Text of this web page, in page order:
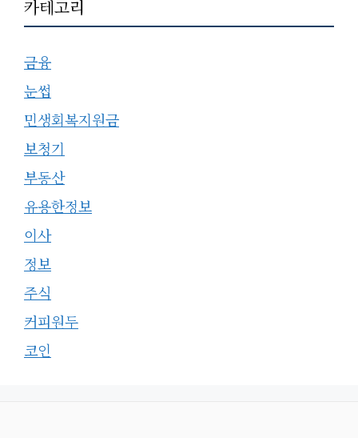
카테고리
금융
눈썹
민생회복지원금
보청기
부동산
유용한정보
이사
정보
주식
커피원두
코인